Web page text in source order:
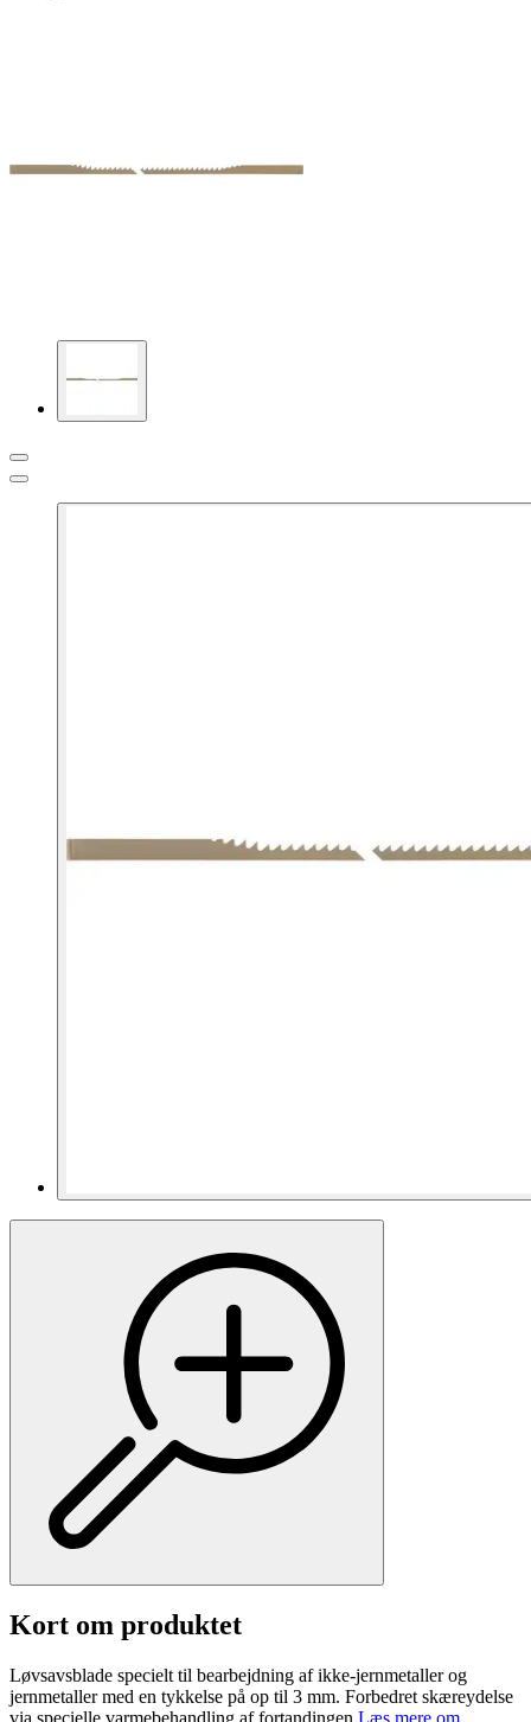
Kort om produktet
Løvsavsblade specielt til bearbejdning af ikke-jernmetaller og
jernmetaller med en tykkelse på op til 3 mm. Forbedret skæreydelse